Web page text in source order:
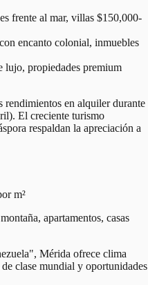
frente al mar, villas $150,000-
encanto colonial, inmuebles
lujo, propiedades premium
rendimientos en alquiler durante
El creciente turismo
respaldan la apreciación a
m²
apartamentos, casas
Mérida ofrece clima
clase mundial y oportunidades